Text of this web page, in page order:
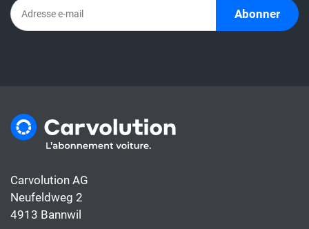
l'abonnement comprend déjà tous les coûts
de la voiture, alors que le taux de leasing ne
Abonner
Carvolution AG
Neufeldweg 2
4913 Bannwil